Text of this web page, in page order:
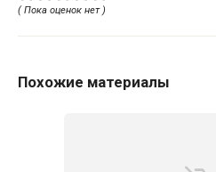
( Пока оценок нет )
Похожие материалы